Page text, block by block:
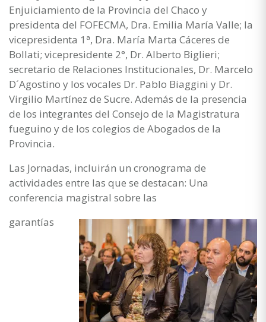
Enjuiciamiento de la Provincia del Chaco y
presidenta del FOFECMA, Dra. Emilia María Valle; la
vicepresidenta 1ª, Dra. María Marta Cáceres de
Bollati; vicepresidente 2°, Dr. Alberto Biglieri;
secretario de Relaciones Institucionales, Dr. Marcelo
D´Agostino y los vocales Dr. Pablo Biaggini y Dr.
Virgilio Martínez de Sucre. Además de la presencia
de los integrantes del Consejo de la Magistratura
fueguino y de los colegios de Abogados de la
Provincia.
Las Jornadas, incluirán un cronograma de
actividades entre las que se destacan: Una
conferencia magistral sobre las
garantías